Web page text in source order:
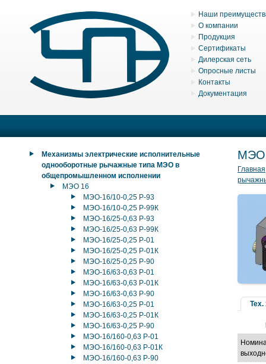
Наши
О компании
Продукция
Сертификаты
Дилерская сеть
Опросные листы
Контакты
Документация
Механизмы электрические исполнительные
однооборотные рычажные типа МЭО в
общепромышленном исполнении
МЭО 16
МЭО-16/10-0,25 Р-93
МЭО-16/10-0,25 Р-99К
МЭО-16/25-0,63 Р-93
МЭО-16/25-0,63 Р-99К
МЭО-16/25-0,25 Р-01
МЭО-16/25-0,25 Р-01К
МЭО-16/25-0,25 Р-90
МЭО-16/63-0,63 Р-01
МЭО-16/63-0,63 Р-01К
МЭО-16/63-0,63 Р-90
МЭО-16/63-0,25 Р-01
МЭО-16/63-0,25 Р-01К
МЭО-16/63-0,25 Р-90
МЭО-16/160-0,63 Р-01
МЭО-16/160-0,63 Р-01К
МЭО-16/160-0,63 Р-90
МЭО
Главная
Тех.